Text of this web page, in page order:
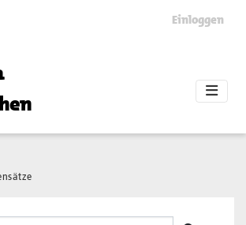
Einloggen